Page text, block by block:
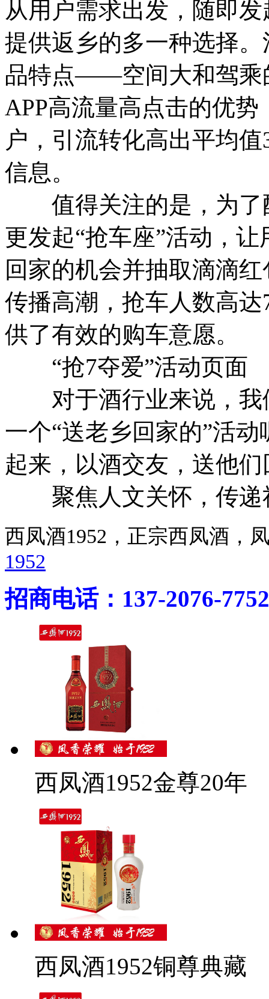
从用户需求出发，随即
提供返乡的多一种选择
品特点——空间大和驾乘
APP高流量高点击的优
户，引流转化高出平均
信息。
值得关注的是，为了
更发起“抢车座”活动，
回家的机会并抽取滴滴
传播高潮，抢车人数高
供了有效的购车意愿。
“抢7夺爱”活动页面
对于酒行业来说，我
一个“送老乡回家的”活
起来，以酒交友，送他
聚焦人文关怀，传递
西凤酒1952，正宗西凤酒
1952
招商电话：137-2076-7752
西凤酒1952金尊20年
西凤酒1952铜尊典藏